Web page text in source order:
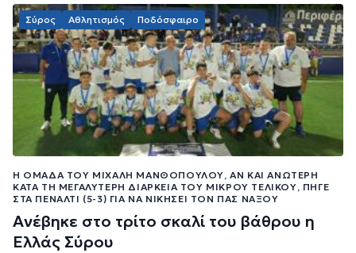
Σύρος Αθλητισμός Ποδόσφαιρο
Η ΟΜΆΔΑ ΤΟΥ ΜΙΧΆΛΗ ΜΑΝΘΌΠΟΥΛΟΥ, ΑΝ ΚΑΙ ΑΝΏΤΕΡΗ
ΚΑΤΆ ΤΗ ΜΕΓΑΛΎΤΕΡΗ ΔΙΆΡΚΕΙΑ ΤΟΥ ΜΙΚΡΟΎ ΤΕΛΙΚΟΎ, ΠΉΓΕ
ΣΤΑ ΠΈΝΑΛΤΙ (5-3) ΓΙΑ ΝΑ ΝΙΚΉΣΕΙ ΤΟΝ ΠΑΣ ΝΆΞΟΥ
Ανέβηκε στο τρίτο σκαλί του βάθρου η
Ελλάς Σύρου